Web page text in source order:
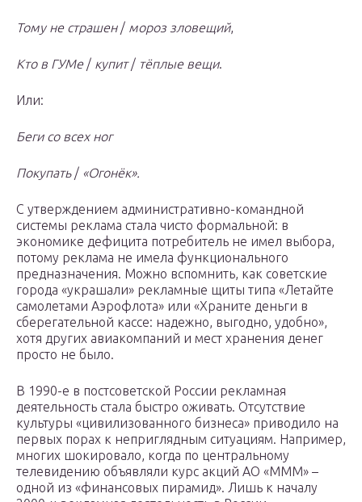
Тому не страшен/ мороз зловещий,
Кто в ГУМе/ купит/ тёплые вещи.
Или:
Беги со всех ног
Покупать/ «Огонёк».
С утверждением административно-командной
системы реклама стала чисто формальной: в
экономике дефицита потребитель не имел выбора,
потому реклама не имела функционального
предназначения. Можно вспомнить, как советские
города «украшали» рекламные щиты типа «Летайте
самолетами Аэрофлота» или «Храните деньги в
сберегательной кассе: надежно, выгодно, удобно»,
хотя других авиакомпаний и мест хранения денег
просто не было.
В 1990-е в постсоветской России рекламная
деятельность стала быстро оживать. Отсутствие
культуры «цивилизованного бизнеса» приводило на
первых порах к неприглядным ситуациям. Например,
многих шокировало, когда по центральному
телевидению объявляли курс акций АО «МММ» –
одной из «финансовых пирамид». Лишь к началу